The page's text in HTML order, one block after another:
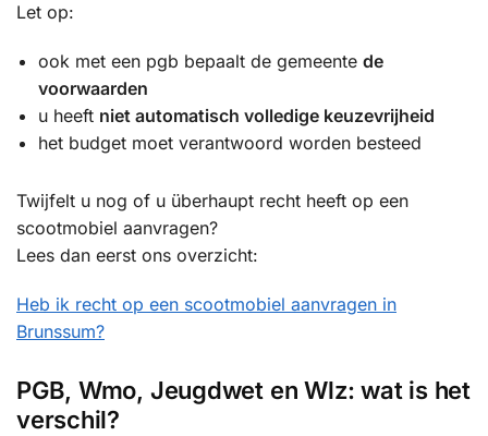
Let op:
ook met een pgb bepaalt de gemeente de
voorwaarden
u heeft niet automatisch volledige keuzevrijheid
het budget moet verantwoord worden besteed
Twijfelt u nog of u überhaupt recht heeft op een
scootmobiel aanvragen?
Lees dan eerst ons overzicht:
Heb ik recht op een scootmobiel aanvragen in
Brunssum?
PGB, Wmo, Jeugdwet en Wlz: wat is het
verschil?